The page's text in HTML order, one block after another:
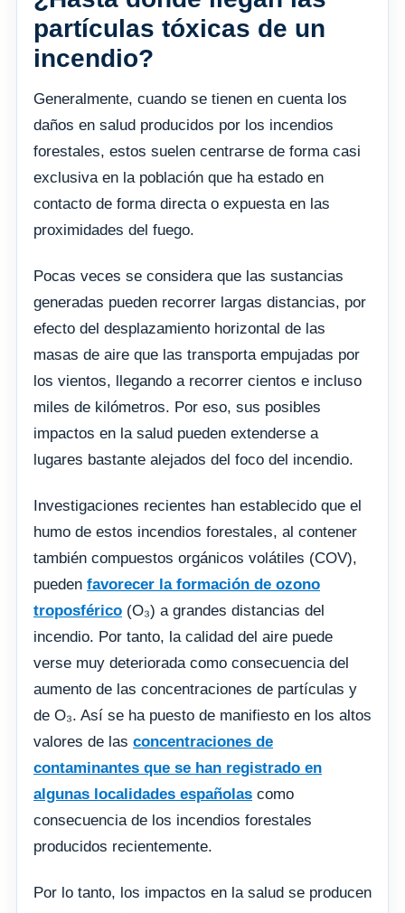
partículas tóxicas de un
incendio?
Generalmente, cuando se tienen en cuenta los
daños en salud producidos por los incendios
forestales, estos suelen centrarse de forma casi
exclusiva en la población que ha estado en
contacto de forma directa o expuesta en las
proximidades del fuego.
Pocas veces se considera que las sustancias
generadas pueden recorrer largas distancias, por
efecto del desplazamiento horizontal de las
masas de aire que las transporta empujadas por
los vientos, llegando a recorrer cientos e incluso
miles de kilómetros. Por eso, sus posibles
impactos en la salud pueden extenderse a
lugares bastante alejados del foco del incendio.
Investigaciones recientes han establecido que el
humo de estos incendios forestales, al contener
también compuestos orgánicos volátiles (COV),
pueden favorecer la formación de ozono
troposférico (O₃) a grandes distancias del
incendio. Por tanto, la calidad del aire puede
verse muy deteriorada como consecuencia del
aumento de las concentraciones de partículas y
de O₃. Así se ha puesto de manifiesto en los altos
valores de las concentraciones de
contaminantes que se han registrado en
algunas localidades españolas como
consecuencia de los incendios forestales
producidos recientemente.
Por lo tanto, los impactos en la salud se producen